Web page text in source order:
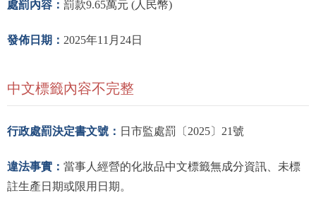
處罰內容： 罰款9.65萬元 (人民幣)
發佈日期： 2025年11月24日
中文標籤內容不完整
行政處罰決定書文號： 日市監處罰〔2025〕21號
違法事實： 當事人經營的化妝品中文標籤無成分資訊、未標
註生產日期或限用日期。